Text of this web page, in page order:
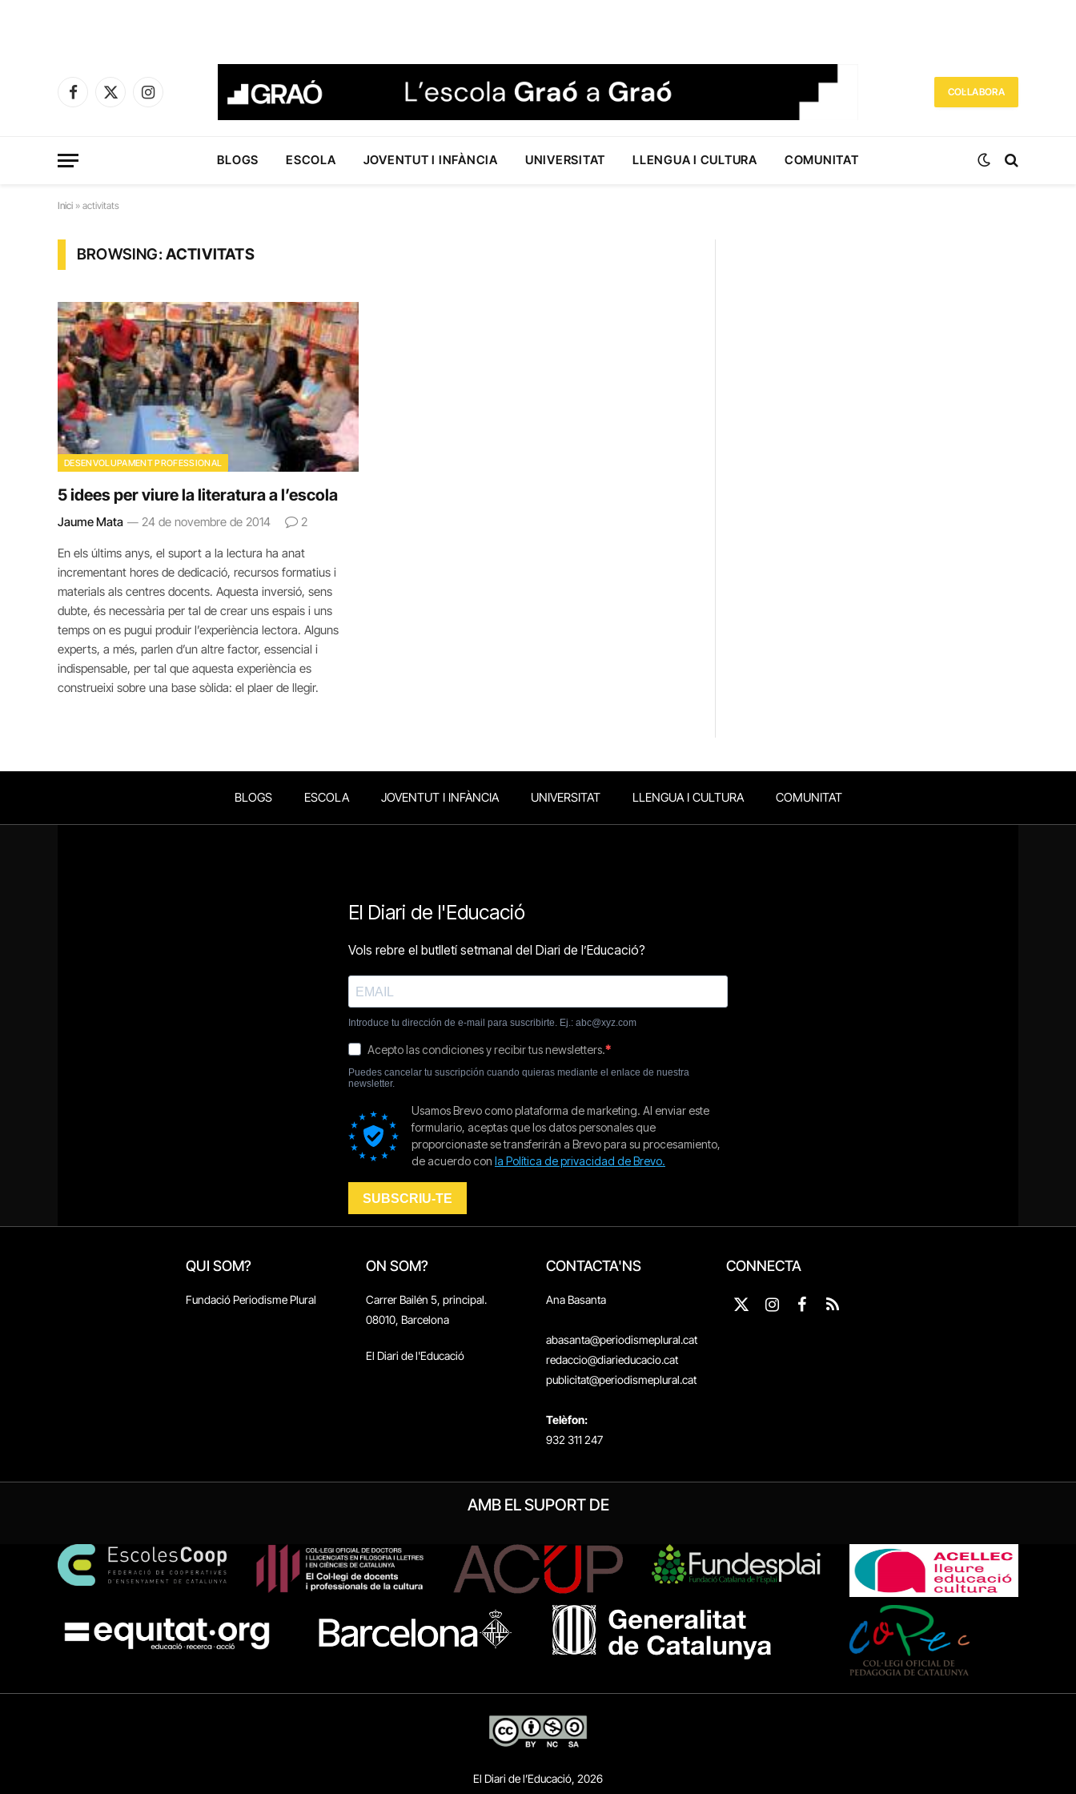
Facebook
X
Instagram
COL·LABORA
BLOGS ESCOLA JOVENTUT I INFÀNCIA UNIVERSITAT LLENGUA I CULTURA COMUNITAT
Inici » activitats
BROWSING:ACTIVITATS
DESENVOLUPAMENT PROFESSIONAL
5 idees per viure la literatura a l’escola
Jaume Mata 24 de novembre de 2014 2
En els últims anys, el suport a la lectura ha anat
incrementant hores de dedicació, recursos formatius i
materials als centres docents. Aquesta inversió, sens
dubte, és necessària per tal de crear uns espais i uns
temps on es pugui produir l’experiència lectora. Alguns
experts, a més, parlen d’un altre factor, essencial i
indispensable, per tal que aquesta experiència es
construeixi sobre una base sòlida: el plaer de llegir.
BLOGS ESCOLA JOVENTUT I INFÀNCIA UNIVERSITAT LLENGUA I CULTURA COMUNITAT
QUI SOM?
Fundació Periodisme Plural
ON SOM?
Carrer Bailén 5, principal.
08010, Barcelona
El Diari de l'Educació
CONTACTA'NS
Ana Basanta
abasanta@periodismeplural.cat
redaccio@diarieducacio.cat
publicitat@periodismeplural.cat
Telèfon:
932 311 247
CONNECTA
X
InstagramFacebook
RSS
AMB EL SUPORT DE
El Diari de l’Educació, 2026